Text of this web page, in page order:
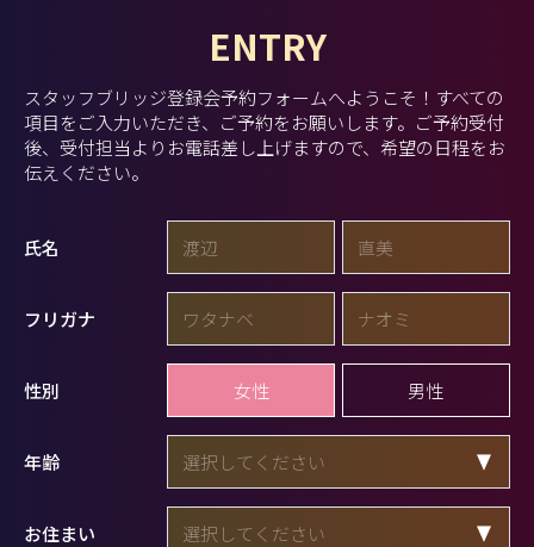
ENTRY
スタッフブリッジ登録会予約フォームへようこそ！ すべての
項目をご入力いただき、ご予約をお願いします。 ご予約受付
後、受付担当よりお電話差し上げますので、希望の日程をお
伝えください。
氏名
フリガナ
性別 女性 男性
年齢
お住まい